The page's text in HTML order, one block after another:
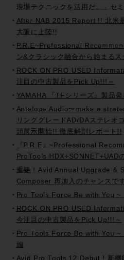
現場テクニックを活用だ。」セ
After NAB 2015 Report !! 北米
大阪に上陸!!
P.R.E~Professional
ン&クラシック融合から始まる
ROCK ON PRO USED
注目の中古製品をPick Up!!!～
YAMAHA 『TFシリーズ』製品発
Antelope Audio〜make a
リンググレードAD/DAステレオ
頭展示開始!! 徹底解剖レポート!!
『P.R.E』~Professional
ProTools HDX+SONNET+UAD
重要！Avid Annual Upgrade &
Composer 再加入のチャンスです
Pro Tools Force Be with You ~
ROCK ON PRO USED
今注目の中古製品をPick Up!!!～
Pro Tools Force Be with You ~
編
Avid Pro Tools 12 Debut ! 新機